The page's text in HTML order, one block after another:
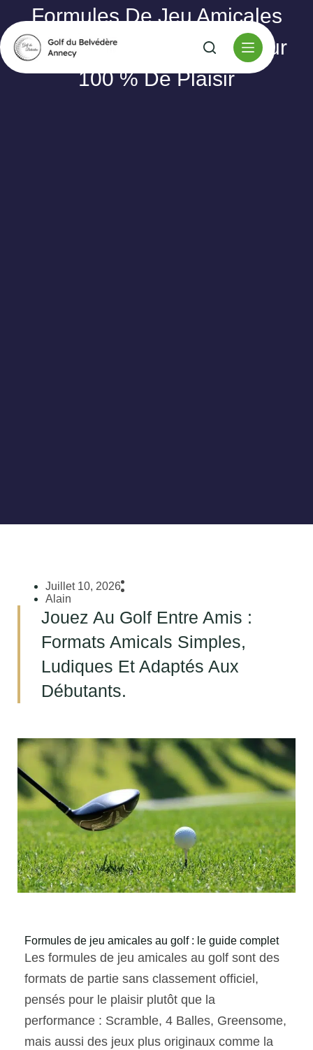
Formules De Jeu Amicales
Au Golf : Idées Faciles Pour
100 % De Plaisir
Juillet 10, 2026
Alain
Jouez Au Golf Entre Amis :
Formats Amicals Simples,
Ludiques Et Adaptés Aux
Débutants.
Formules de jeu amicales au golf : le guide complet
Les formules de jeu amicales au golf sont des
formats de partie sans classement officiel,
pensés pour le plaisir plutôt que la
performance : Scramble, 4 Balles, Greensome,
mais aussi des jeux plus originaux comme la